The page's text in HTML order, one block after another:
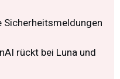
Sicherheitsmeldungen
rückt bei Luna und